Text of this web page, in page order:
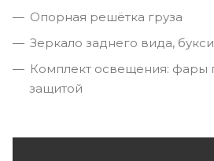
Опорная решётка груза
Зеркало заднего вида,
Комплект освещения: фары
защитой